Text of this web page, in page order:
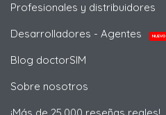
Profesionales y distribuidores
Desarrolladores - Agentes
NUEVO
Blog doctorSIM
Sobre nosotros